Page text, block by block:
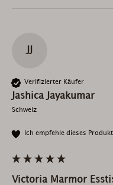
Verifizierter Käufer
Jashica Jayakumar
Schweiz
Ich empfehle dieses Produkt
Victoria Marmor